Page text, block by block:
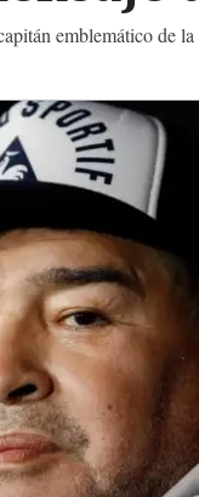
emblemático de